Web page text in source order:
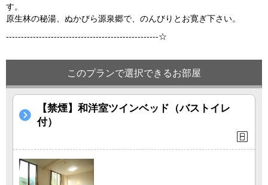
す。
原生林の秘湯、ぬかびら源泉郷で、のんびりとお寛ぎ下さい。
---------------------------------------------------☆
このプランで選択できるお部屋
【禁煙】和洋室ツインベッド（バストイレ
付）